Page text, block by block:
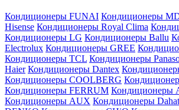
Кондиционеры FUNAI Кондиционеры
Hisense Кондиционеры Royal Clima
Кондиционеры LG Кондиционеры Ballu
Electrolux Кондиционеры GREE
Кондиционеры TCL Кондиционеры
Haier Кондиционеры Dantex
Кондиционеры СOOLBERG
Кондиционеры FERRUM Кондиционеры
Кондиционеры AUX Кондиционеры